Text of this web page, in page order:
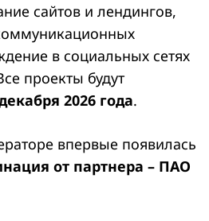
сайтов и лендингов,
в социальных сетях
проекты будут
2026 года.
впервые появилась
от партнера – ПАО